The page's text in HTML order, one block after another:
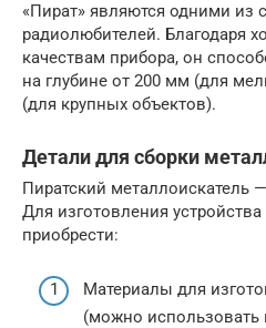
«Пират» являются одними из
радиолюбителей. Благодаря
качествам прибора, он
на глубине от 200 мм (для
(для крупных объектов).
Детали для сборки
Пиратский металлоискатель
Для изготовления устройства
приобрести:
Материалы для
(можно использовать